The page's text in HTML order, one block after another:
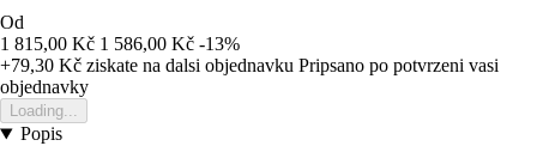
Od
1 815,00 Kč 1 586,00 Kč -13%
+79,30 Kč ziskate na dalsi objednavku Pripsano po potvrzeni vasi
objednavky
Loading...
Popis